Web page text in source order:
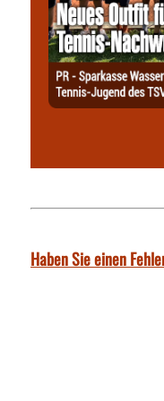
Haben Sie einen